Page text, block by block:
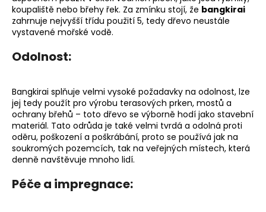
koupaliště nebo břehy řek. Za zmínku stojí, že bangkirai
zahrnuje nejvyšší třídu použití 5, tedy dřevo neustále
vystavené mořské vodě.
Odolnost:
Bangkirai splňuje velmi vysoké požadavky na odolnost, lze
jej tedy použít pro výrobu terasových prken, mostů a
ochrany břehů – toto dřevo se výborně hodí jako stavební
materiál. Tato odrůda je také velmi tvrdá a odolná proti
oděru, poškození a poškrábání, proto se používá jak na
soukromých pozemcích, tak na veřejných místech, která
denně navštěvuje mnoho lidí.
Péče a impregnace: